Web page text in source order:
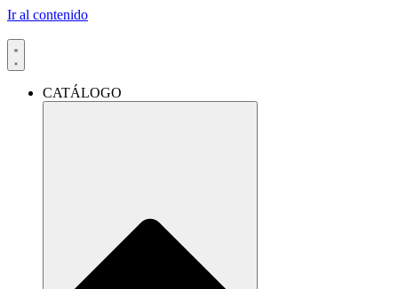
Ir al contenido
CATÁLOGO